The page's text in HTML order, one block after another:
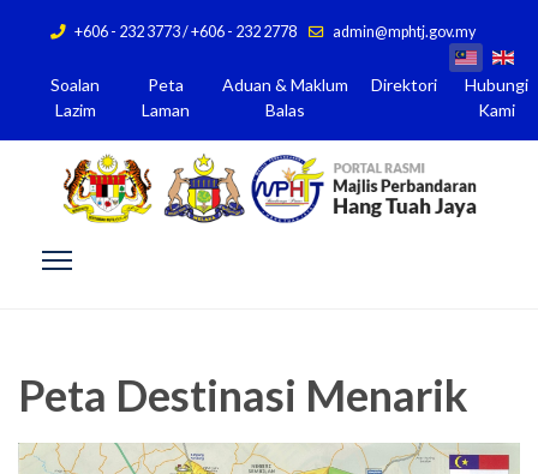
+606 - 232 3773 / +606 - 232 2778 admin@mphtj.gov.my
Soalan
Lazim
Peta
Laman
Aduan & Maklum
Balas
Direktori
Hubungi
Kami
Peta Destinasi Menarik